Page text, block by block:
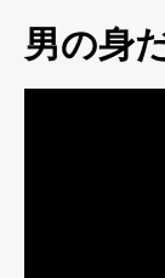
男の身